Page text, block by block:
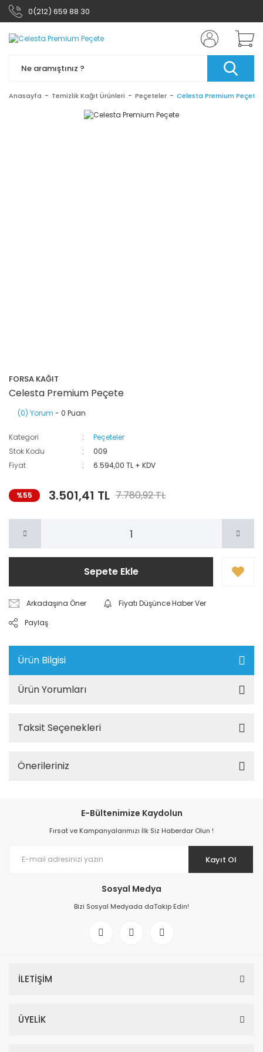
0(212) 659 88 30
Anasayfa Temizlik Kağıt Ürünleri Peçeteler Celesta Premium Peçete
FORSA KAĞIT
Celesta Premium Peçete
(0) Yorum - 0 Puan
Kategori
Peçeteler
Stok Kodu
009
Fiyat
6.594,00 TL + KDV
%55 3.501,41 TL 7.780,92 TL
Sepete Ekle
Arkadaşına Öner
Fiyatı Düşünce Haber Ver
Paylaş
Ürün Bilgisi
Ürün Yorumları
Taksit Seçenekleri
Önerileriniz
E-Bültenimize Kaydolun
Fırsat ve Kampanyalarımızı İlk Siz Haberdar Olun !
Kayıt Ol
Sosyal Medya
Bizi Sosyal Medyada daTakip Edin!
İLETİŞİM
ÜYELİK